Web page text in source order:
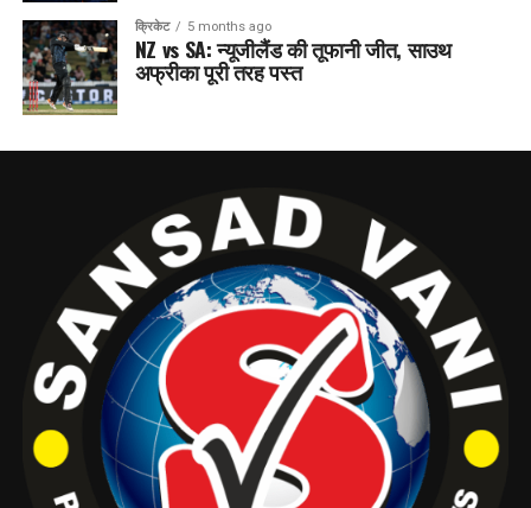
क्रिकेट 5 months ago
NZ vs SA: न्यूजीलैंड की तूफानी जीत, साउथ
अफ्रीका पूरी तरह पस्त